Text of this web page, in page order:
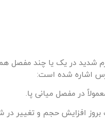
شدید در یک یا چند مفصل
اشاره شده است:
در مفصل میانی پا.
افزایش حجم و تغییر